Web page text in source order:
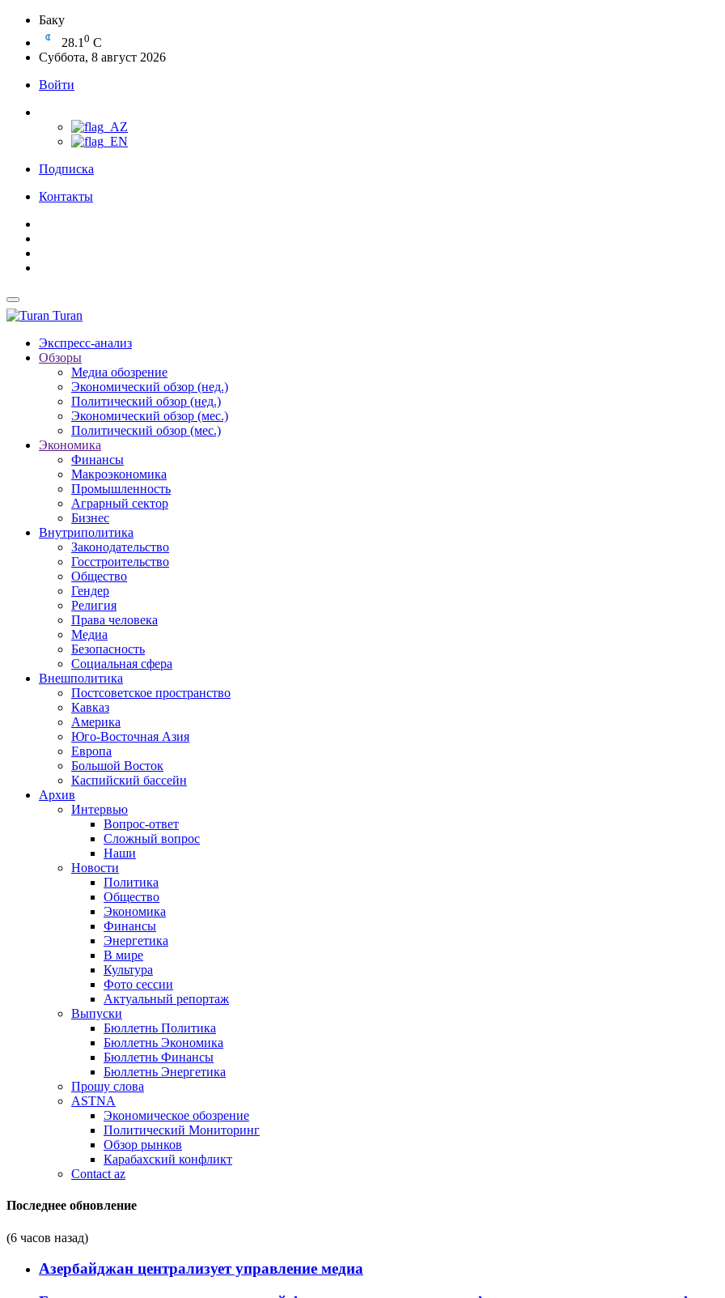
Баку
28.1 0 C
Суббота, 8 август 2026
Войти
Подписка
Контакты
Turan
Экспресс-анализ
Обзоры
Медиа обозрение
Экономический обзор (нед.)
Политический обзор (нед.)
Экономический обзор (мес.)
Политический обзор (мес.)
Экономика
Финансы
Макроэкономика
Промышленность
Аграрный сектор
Бизнес
Внутриполитика
Законодательство
Госстроительство
Общество
Гендер
Религия
Права человека
Медиа
Безопасность
Социальная сфера
Внешполитика
Постсоветское пространство
Кавказ
Америка
Юго-Восточная Азия
Европа
Большой Восток
Каспийский бассейн
Архив
Интервью
Вопрос-ответ
Сложный вопрос
Наши
Новости
Политика
Общество
Экономика
Финансы
Энергетика
В мире
Культура
Фото сессии
Актуальный репортаж
Выпуски
Бюллетнь Политика
Бюллетнь Экономика
Бюллетнь Финансы
Бюллетнь Энергетика
Прошу слова
ASTNA
Экономическое обозрение
Политический Мониторинг
Обзор рынков
Карабахский конфликт
Contact az
Последнее обновление
(6 часов назад)
Азербайджан централизует управление медиа